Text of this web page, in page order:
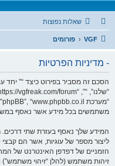
שאלות נפוצות
VGF פורומים
- מדיניות הפרטיות
הסכם זה מסביר בפירוט כיצד “” יחד
משתמשים בכל מידע אשר נאסף במשך
ליצור מספר של עוגיות, אשר הם
הזמניים של דפדפן האינטרנט של
זיהות משתמש (להלן “זיהוי משתמש”)